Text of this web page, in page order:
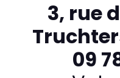
3, rue
09